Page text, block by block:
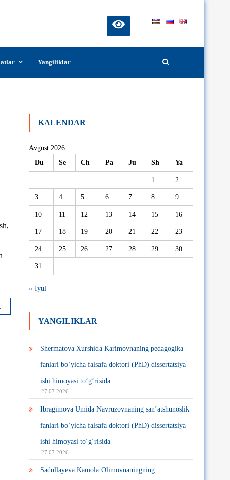
Yangiliklar
olindi.
KALENDAR
Avgust 2026
Du
Se Ch Pa Ju Sh Ya
1 2
3 4 5 6 7 8 9
10 11 12 13 14 15 16
17 18 19 20 21 22 23
24 25 26 27 28 29 30
31
« Iyul
YANGILIKLAR
Shermatova Xurshida Karimovnaning pedagogika
fanlari bo‘yicha falsafa doktori (PhD) dissertatsiya
ishi himoyasi to‘g‘risida
27.07.2026
Ibragimova Umida Navruzovnaning san’atshunoslik
fanlari bo‘yicha falsafa doktori (PhD) dissertatsiya
ishi himoyasi to‘g‘risida
27.07.2026
Sadullayeva Kamola Olimovnaningning